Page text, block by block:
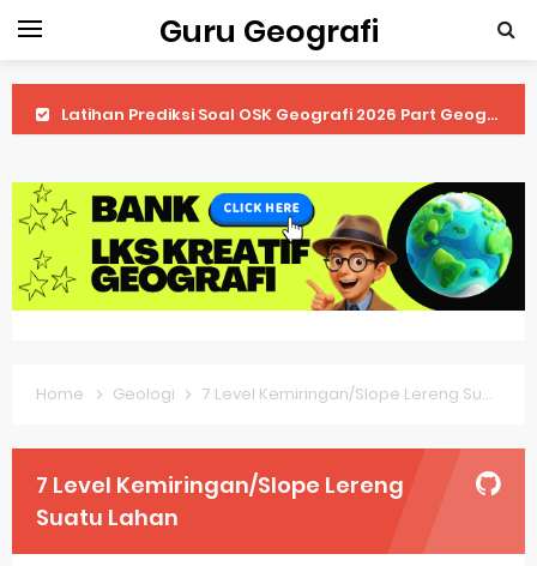
Guru Geografi
Latihan Prediksi Soal OSK Geografi 2026 Part Geografi Ekonomi
Latihan Prediksi Soal OSK Geografi 2026 Part Geografi Budaya
Latihan Prediksi Soal OSK Geografi 2026 Part Dinamika Kota
Pembahasan Soal OSN-K Geografi 2025 No 51-55
Pembahasan Soal OSN-K Geografi 2025 No 41-45
Pembahasan Soal OSN-K Geografi 2025 No 31-35
Home Geologi 7 Level Kemiringan/Slope Lereng Suatu Lahan
7 Level Kemiringan/Slope Lereng
Suatu Lahan